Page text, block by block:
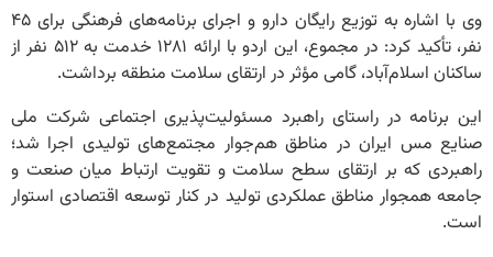
وی با اشاره به توزیع رایگان دارو و اجرای برنامه‌های فرهنگی برای ۴۵
نفر، تأکید کرد: در مجموع، این اردو با ارائه ۱۲۸۱ خدمت به ۵۱۲ نفر از
ساکنان اسلام‌آباد، گامی مؤثر در ارتقای سلامت منطقه برداشت.
این برنامه در راستای راهبرد مسئولیت‌پذیری اجتماعی شرکت ملی
صنایع مس ایران در مناطق هم‌جوار مجتمع‌های تولیدی اجرا شد؛
راهبردی که بر ارتقای سطح سلامت و تقویت ارتباط میان صنعت و
جامعه همجوار مناطق عملکردی تولید در کنار توسعه اقتصادی استوار
است.